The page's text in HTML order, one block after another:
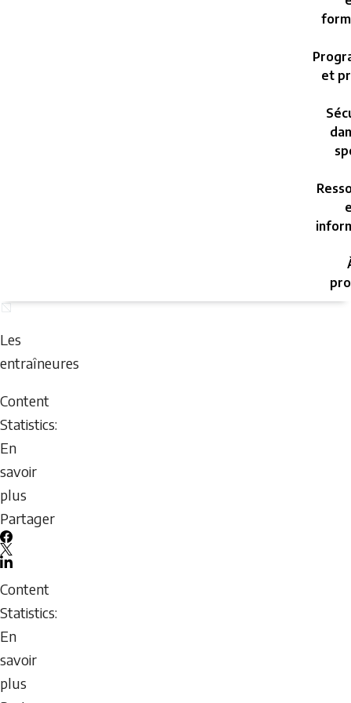
et
Les
entraîneures
Content
Statistics:
En
savoir
plus
sur
Reconnaître
la
RED-
S
et
la
prendre
Partager
Facebook
X
Email
icon
Content
Statistics:
En
savoir
plus
Thursday,
August
6,
-
19:04
Thursday,
August
6,
2026
-
19:04